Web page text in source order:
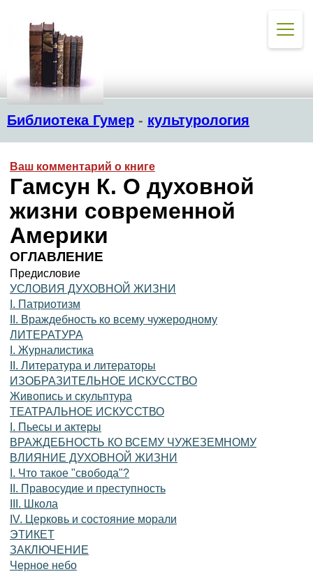
Библиотека Гумер - культурология
Ваш комментарий о книге
Гамсун К. О духовной
жизни современной
Америки
ОГЛАВЛЕНИЕ
Предисловие
УСЛОВИЯ ДУХОВНОЙ ЖИЗНИ
I. Патриотизм
II. Враждебность ко всему чужеродному
ЛИТЕРАТУРА
I. Журналистика
II. Литература и литераторы
ИЗОБРАЗИТЕЛЬНОЕ ИСКУССТВО
Живопись и скульптура
ТЕАТРАЛЬНОЕ ИСКУССТВО
I. Пьесы и актеры
ВРАЖДЕБНОСТЬ КО ВСЕМУ ЧУЖЕЗЕМНОМУ
ВЛИЯНИЕ ДУХОВНОЙ ЖИЗНИ
I. Что такое "свобода"?
II. Правосудие и преступность
III. Школа
IV. Церковь и состояние морали
ЭТИКЕТ
ЗАКЛЮЧЕНИЕ
Черное небо